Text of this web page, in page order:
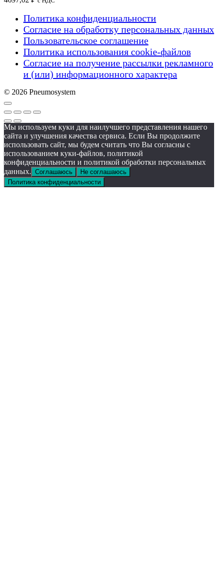
Политика конфиденциальности
Согласие на обработку персональных данных
Пользовательское соглашение
Политика использования cookie-файлов
Согласие на получение рассылки рекламного
и (или) информационного характера
© 2026 Pneumosystem
Мы используем куки для наилучшего представления нашего
сайта и улучшения качества сервиса. Если Вы продолжите
использовать сайт, мы будем считать что Вы согласны с
использованием куки-файлов, политикой
конфиденциальности и политикой обработки персональных
данных. Соглашаюсь
Не соглашаюсь
Политика конфиденциальности